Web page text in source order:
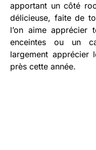
apportant un côté
délicieuse, faite de
l’on aime
enceintes ou un
largement apprécier
près cette année.